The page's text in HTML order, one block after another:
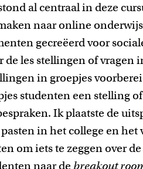
al centraal in deze
naar online
gecreëerd voor
les stellingen of vragen
in groepjes
studenten een stelling
Ik plaatste de
in het college en het
om iets te zeggen over
naar de breakout